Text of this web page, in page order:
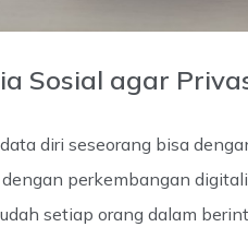
Sosial agar
diri seseorang bisa
perkembangan
setiap orang dalam